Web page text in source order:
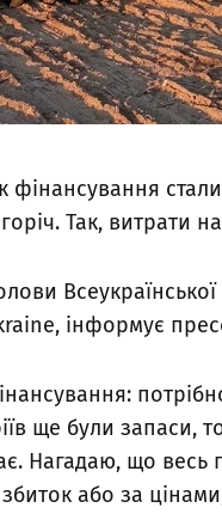
фінансування
Так, витрати
інформує
ще були запаси,
Нагадаю, що
або за